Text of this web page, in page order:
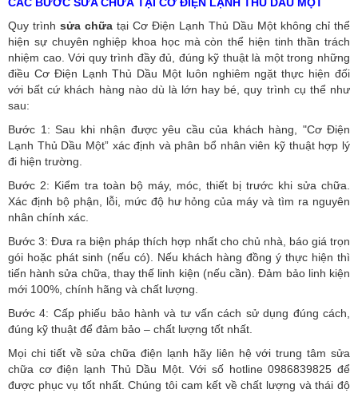
CÁC BƯỚC SỬA CHỮA TẠI CƠ ĐIỆN LẠNH THỦ DẦU MỘT
Quy trình sửa chữa tại Cơ Điện Lạnh Thủ Dầu Một không chỉ thể
hiện sự chuyên nghiệp khoa học mà còn thể hiện tinh thần trách
nhiệm cao. Với quy trình đầy đủ, đúng kỹ thuật là một trong những
điều Cơ Điện Lạnh Thủ Dầu Một luôn nghiêm ngặt thực hiện đối
với bất cứ khách hàng nào dù là lớn hay bé, quy trình cụ thể như
sau:
Bước 1: Sau khi nhận được yêu cầu của khách hàng, "Cơ Điện
Lạnh Thủ Dầu Một” xác định và phân bổ nhân viên kỹ thuật hợp lý
đi hiện trường.
Bước 2: Kiểm tra toàn bộ máy, móc, thiết bị trước khi sửa chữa.
Xác định bộ phận, lỗi, mức độ hư hỏng của máy và tìm ra nguyên
nhân chính xác.
Bước 3: Đưa ra biện pháp thích hợp nhất cho chủ nhà, báo giá trọn
gói hoặc phát sinh (nếu có). Nếu khách hàng đồng ý thực hiện thì
tiến hành sửa chữa, thay thế linh kiện (nếu cần). Đảm bảo linh kiện
mới 100%, chính hãng và chất lượng.
Bước 4: Cấp phiếu bảo hành và tư vấn cách sử dụng đúng cách,
đúng kỹ thuật để đảm bảo – chất lượng tốt nhất.
Mọi chi tiết về sửa chữa điện lạnh hãy liên hệ với trung tâm sửa
chữa cơ điện lạnh Thủ Dầu Một. Với số hotline 0986839825 để
được phục vụ tốt nhất. Chúng tôi cam kết về chất lượng và thái độ